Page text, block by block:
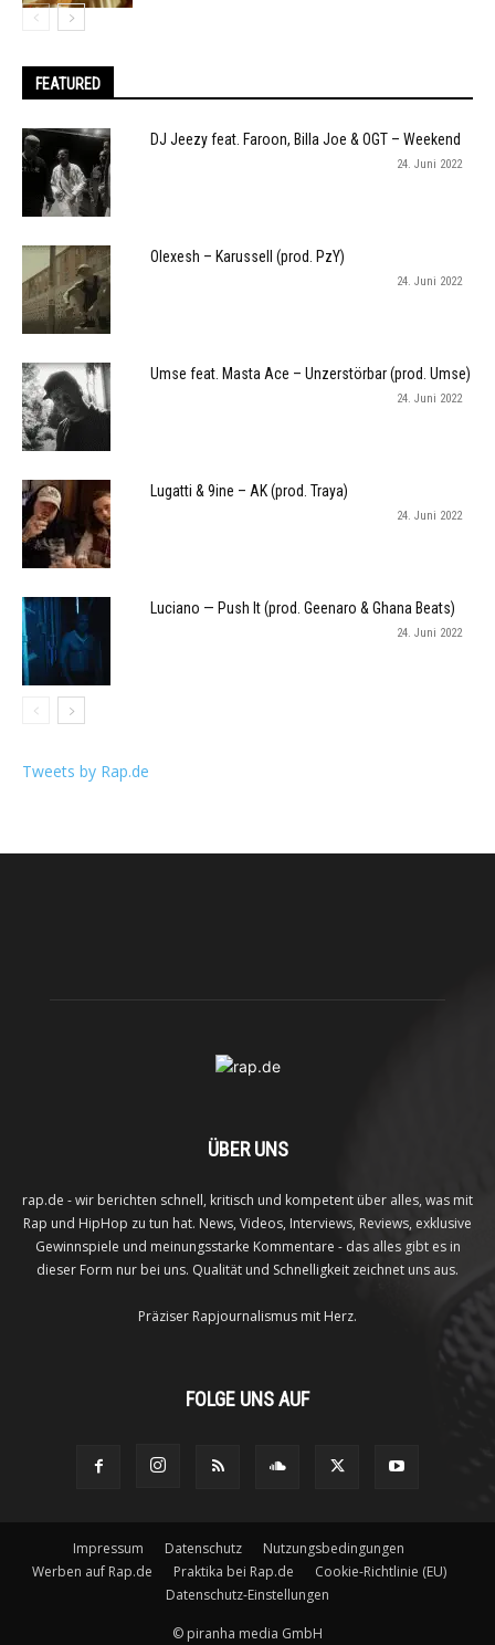
FEATURED
DJ Jeezy feat. Faroon, Billa Joe & OGT – Weekend
24. Juni 2022
Olexesh – Karussell (prod. PzY)
24. Juni 2022
Umse feat. Masta Ace – Unzerstörbar (prod. Umse)
24. Juni 2022
Lugatti & 9ine – AK (prod. Traya)
24. Juni 2022
Luciano — Push It (prod. Geenaro & Ghana Beats)
24. Juni 2022
Tweets by Rap.de
ÜBER UNS
rap.de - wir berichten schnell, kritisch und kompetent über alles, was mit
Rap und HipHop zu tun hat. News, Videos, Interviews, Reviews, exklusive
Gewinnspiele und meinungsstarke Kommentare - das alles gibt es in
dieser Form nur bei uns. Qualität und Schnelligkeit zeichnet uns aus.
Präziser Rapjournalismus mit Herz.
FOLGE UNS AUF
Impressum Datenschutz
Nutzungsbedingungen
Werben auf Rap.de
Praktika bei Rap.de
Cookie-Richtlinie (EU)
Datenschutz-Einstellungen
© piranha media GmbH